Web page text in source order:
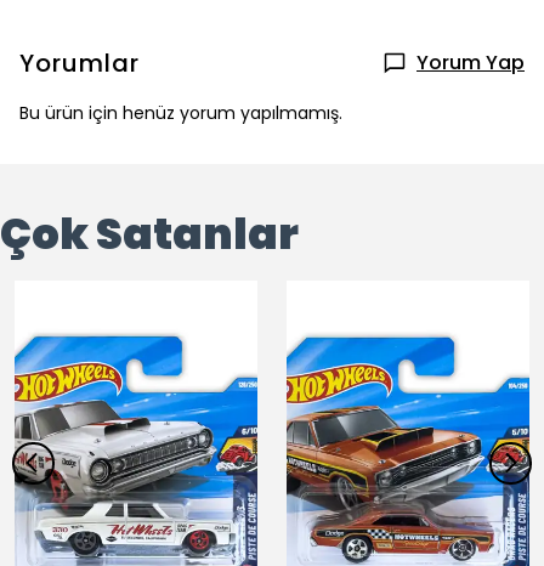
Yorumlar Yorum Yap
Bu ürün için henüz yorum yapılmamış.
Çok Satanlar